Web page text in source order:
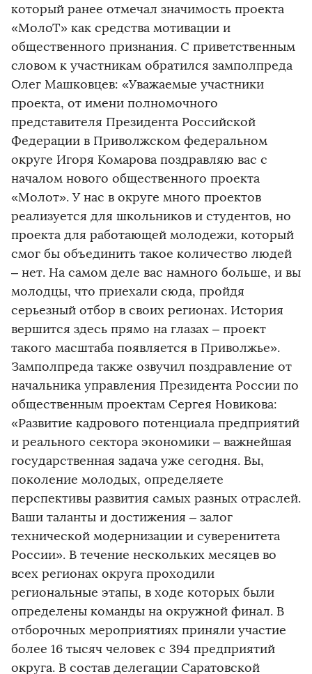
который ранее отмечал значимость проекта
«МолоТ» как средства мотивации и
общественного признания. С приветственным
словом к участникам обратился замполпреда
Олег Машковцев: «Уважаемые участники
проекта, от имени полномочного
представителя Президента Российской
Федерации в Приволжском федеральном
округе Игоря Комарова поздравляю вас с
началом нового общественного проекта
«Молот». У нас в округе много проектов
реализуется для школьников и студентов, но
проекта для работающей молодежи, который
смог бы объединить такое количество людей
– нет. На самом деле вас намного больше, и вы
молодцы, что приехали сюда, пройдя
серьезный отбор в своих регионах. История
вершится здесь прямо на глазах – проект
такого масштаба появляется в Приволжье».
Замполпреда также озвучил поздравление от
начальника управления Президента России по
общественным проектам Сергея Новикова:
«Развитие кадрового потенциала предприятий
и реального сектора экономики – важнейшая
государственная задача уже сегодня. Вы,
поколение молодых, определяете
перспективы развития самых разных отраслей.
Ваши таланты и достижения – залог
технической модернизации и суверенитета
России». В течение нескольких месяцев во
всех регионах округа проходили
региональные этапы, в ходе которых были
определены команды на окружной финал. В
отборочных мероприятиях приняли участие
более 16 тысяч человек с 394 предприятий
округа. В состав делегации Саратовской